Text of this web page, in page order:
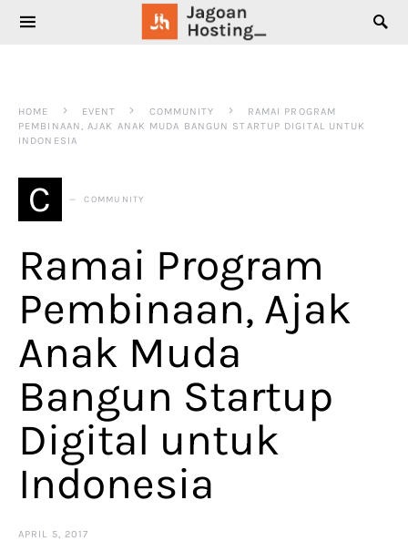
SEARCH FOR:
HOME EVENT COMMUNITY
RAMAI PROGRAM
PEMBINAAN, AJAK ANAK MUDA BANGUN STARTUP DIGITAL UNTUK
INDONESIA
C COMMUNITY
Ramai Program
Pembinaan, Ajak
Anak Muda
Bangun Startup
Digital untuk
Indonesia
APRIL 5, 2017